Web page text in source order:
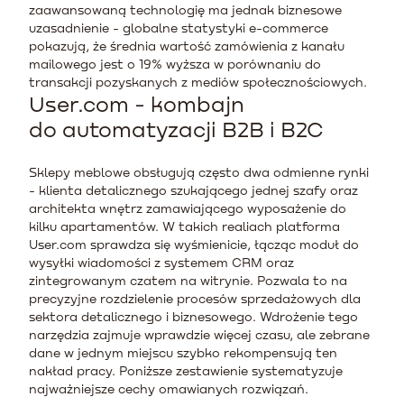
zaawansowaną technologię ma jednak biznesowe
uzasadnienie - globalne statystyki e-commerce
pokazują, że średnia wartość zamówienia z kanału
mailowego jest o 19% wyższa w porównaniu do
transakcji pozyskanych z mediów społecznościowych.
User.com - kombajn
do automatyzacji B2B i B2C
Sklepy meblowe obsługują często dwa odmienne rynki
- klienta detalicznego szukającego jednej szafy oraz
architekta wnętrz zamawiającego wyposażenie do
kilku apartamentów. W takich realiach platforma
User.com sprawdza się wyśmienicie, łącząc moduł do
wysyłki wiadomości z systemem CRM oraz
zintegrowanym czatem na witrynie. Pozwala to na
precyzyjne rozdzielenie procesów sprzedażowych dla
sektora detalicznego i biznesowego. Wdrożenie tego
narzędzia zajmuje wprawdzie więcej czasu, ale zebrane
dane w jednym miejscu szybko rekompensują ten
nakład pracy. Poniższe zestawienie systematyzuje
najważniejsze cechy omawianych rozwiązań.